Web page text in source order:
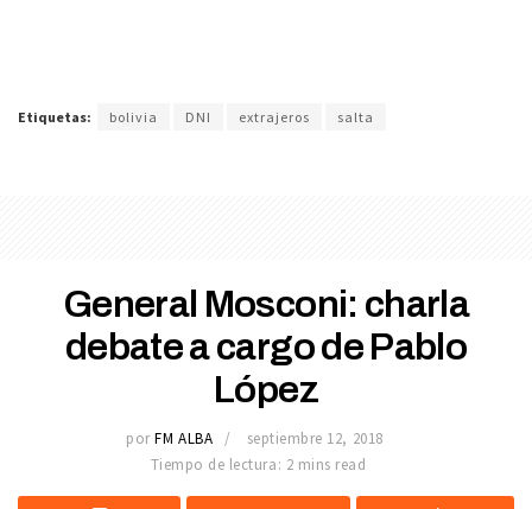
Etiquetas: bolivia DNI extrajeros salta
General Mosconi: charla
debate a cargo de Pablo
López
por FM ALBA
septiembre 12, 2018
Tiempo de lectura: 2 mins read